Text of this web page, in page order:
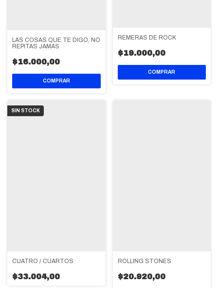
LAS COSAS QUE TE DIGO, NO
REPITAS JAMAS
$16.000,00
REMERAS DE ROCK
$19.000,00
SIN STOCK
CUATRO / CUARTOS
$33.004,00
ROLLING STONES
$20.920,00